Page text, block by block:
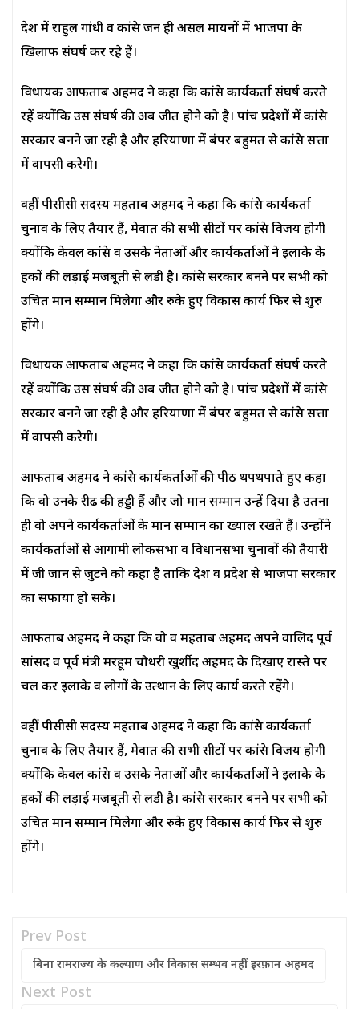
देश में राहुल गांधी व कांग्रेस जन ही असल मायनों में भाजपा के
खिलाफ संघर्ष कर रहे हैं।
विधायक आफताब अहमद ने कहा कि कांग्रेस कार्यकर्ता संघर्ष करते
रहें क्योंकि उस संघर्ष की अब जीत होने को है। पांच प्रदेशों में कांग्रेस
सरकार बनने जा रही है और हरियाणा में बंपर बहुमत से कांग्रेस सत्ता
में वापसी करेगी।
वहीं पीसीसी सदस्य महताब अहमद ने कहा कि कांग्रेस कार्यकर्ता
चुनाव के लिए तैयार हैं, मेवात की सभी सीटों पर कांग्रेस विजय होगी
क्योंकि केवल कांग्रेस व उसके नेताओं और कार्यकर्ताओं ने इलाके के
हकों की लड़ाई मजबूती से लडी है। कांग्रेस सरकार बनने पर सभी को
उचित मान सम्मान मिलेगा और रुके हुए विकास कार्य फिर से शुरु
होंगे।
विधायक आफताब अहमद ने कहा कि कांग्रेस कार्यकर्ता संघर्ष करते
रहें क्योंकि उस संघर्ष की अब जीत होने को है। पांच प्रदेशों में कांग्रेस
सरकार बनने जा रही है और हरियाणा में बंपर बहुमत से कांग्रेस सत्ता
में वापसी करेगी।
आफताब अहमद ने कांग्रेस कार्यकर्ताओं की पीठ थपथपाते हुए कहा
कि वो उनके रीढ की हड्डी हैं और जो मान सम्मान उन्हें दिया है उतना
ही वो अपने कार्यकर्ताओं के मान सम्मान का ख्याल रखते हैं। उन्होंने
कार्यकर्ताओं से आगामी लोकसभा व विधानसभा चुनावों की तैयारी
में जी जान से जुटने को कहा है ताकि देश व प्रदेश से भाजपा सरकार
का सफाया हो सके।
आफताब अहमद ने कहा कि वो व महताब अहमद अपने वालिद पूर्व
सांसद व पूर्व मंत्री मरहूम चौधरी खुर्शीद अहमद के दिखाए रास्ते पर
चल कर इलाके व लोगों के उत्थान के लिए कार्य करते रहेंगे।
वहीं पीसीसी सदस्य महताब अहमद ने कहा कि कांग्रेस कार्यकर्ता
चुनाव के लिए तैयार हैं, मेवात की सभी सीटों पर कांग्रेस विजय होगी
क्योंकि केवल कांग्रेस व उसके नेताओं और कार्यकर्ताओं ने इलाके के
हकों की लड़ाई मजबूती से लडी है। कांग्रेस सरकार बनने पर सभी को
उचित मान सम्मान मिलेगा और रुके हुए विकास कार्य फिर से शुरु
होंगे।
Prev Post
बिना रामराज्य के कल्याण और विकास सम्भव नहीं: इरफ़ान अहमद
Next Post